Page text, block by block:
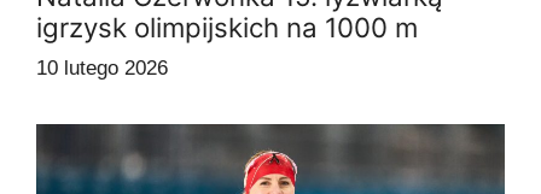
igrzysk olimpijskich na 1000 m
10 lutego 2026